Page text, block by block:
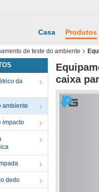
Casa Produtos
de teste do ambiente
da
ambiente
impacto
dedo
caixa